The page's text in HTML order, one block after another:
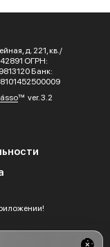
д. 221, кв./
ОГРН:
Банк:
ver. 3.2